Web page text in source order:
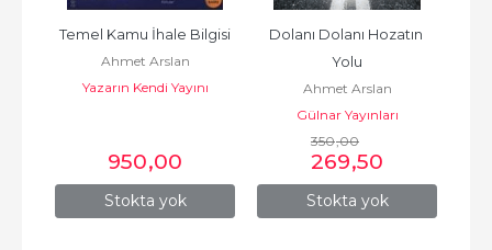
Stokta yok
Temel Kamu İhale Bilgisi
Ahmet Arslan
Yazarın Kendi Yayını
950,00
Stokta yok
Dolanı Dolanı Hozatın
Yolu
Ahmet Arslan
Gülnar Yayınları
350,00
269,50